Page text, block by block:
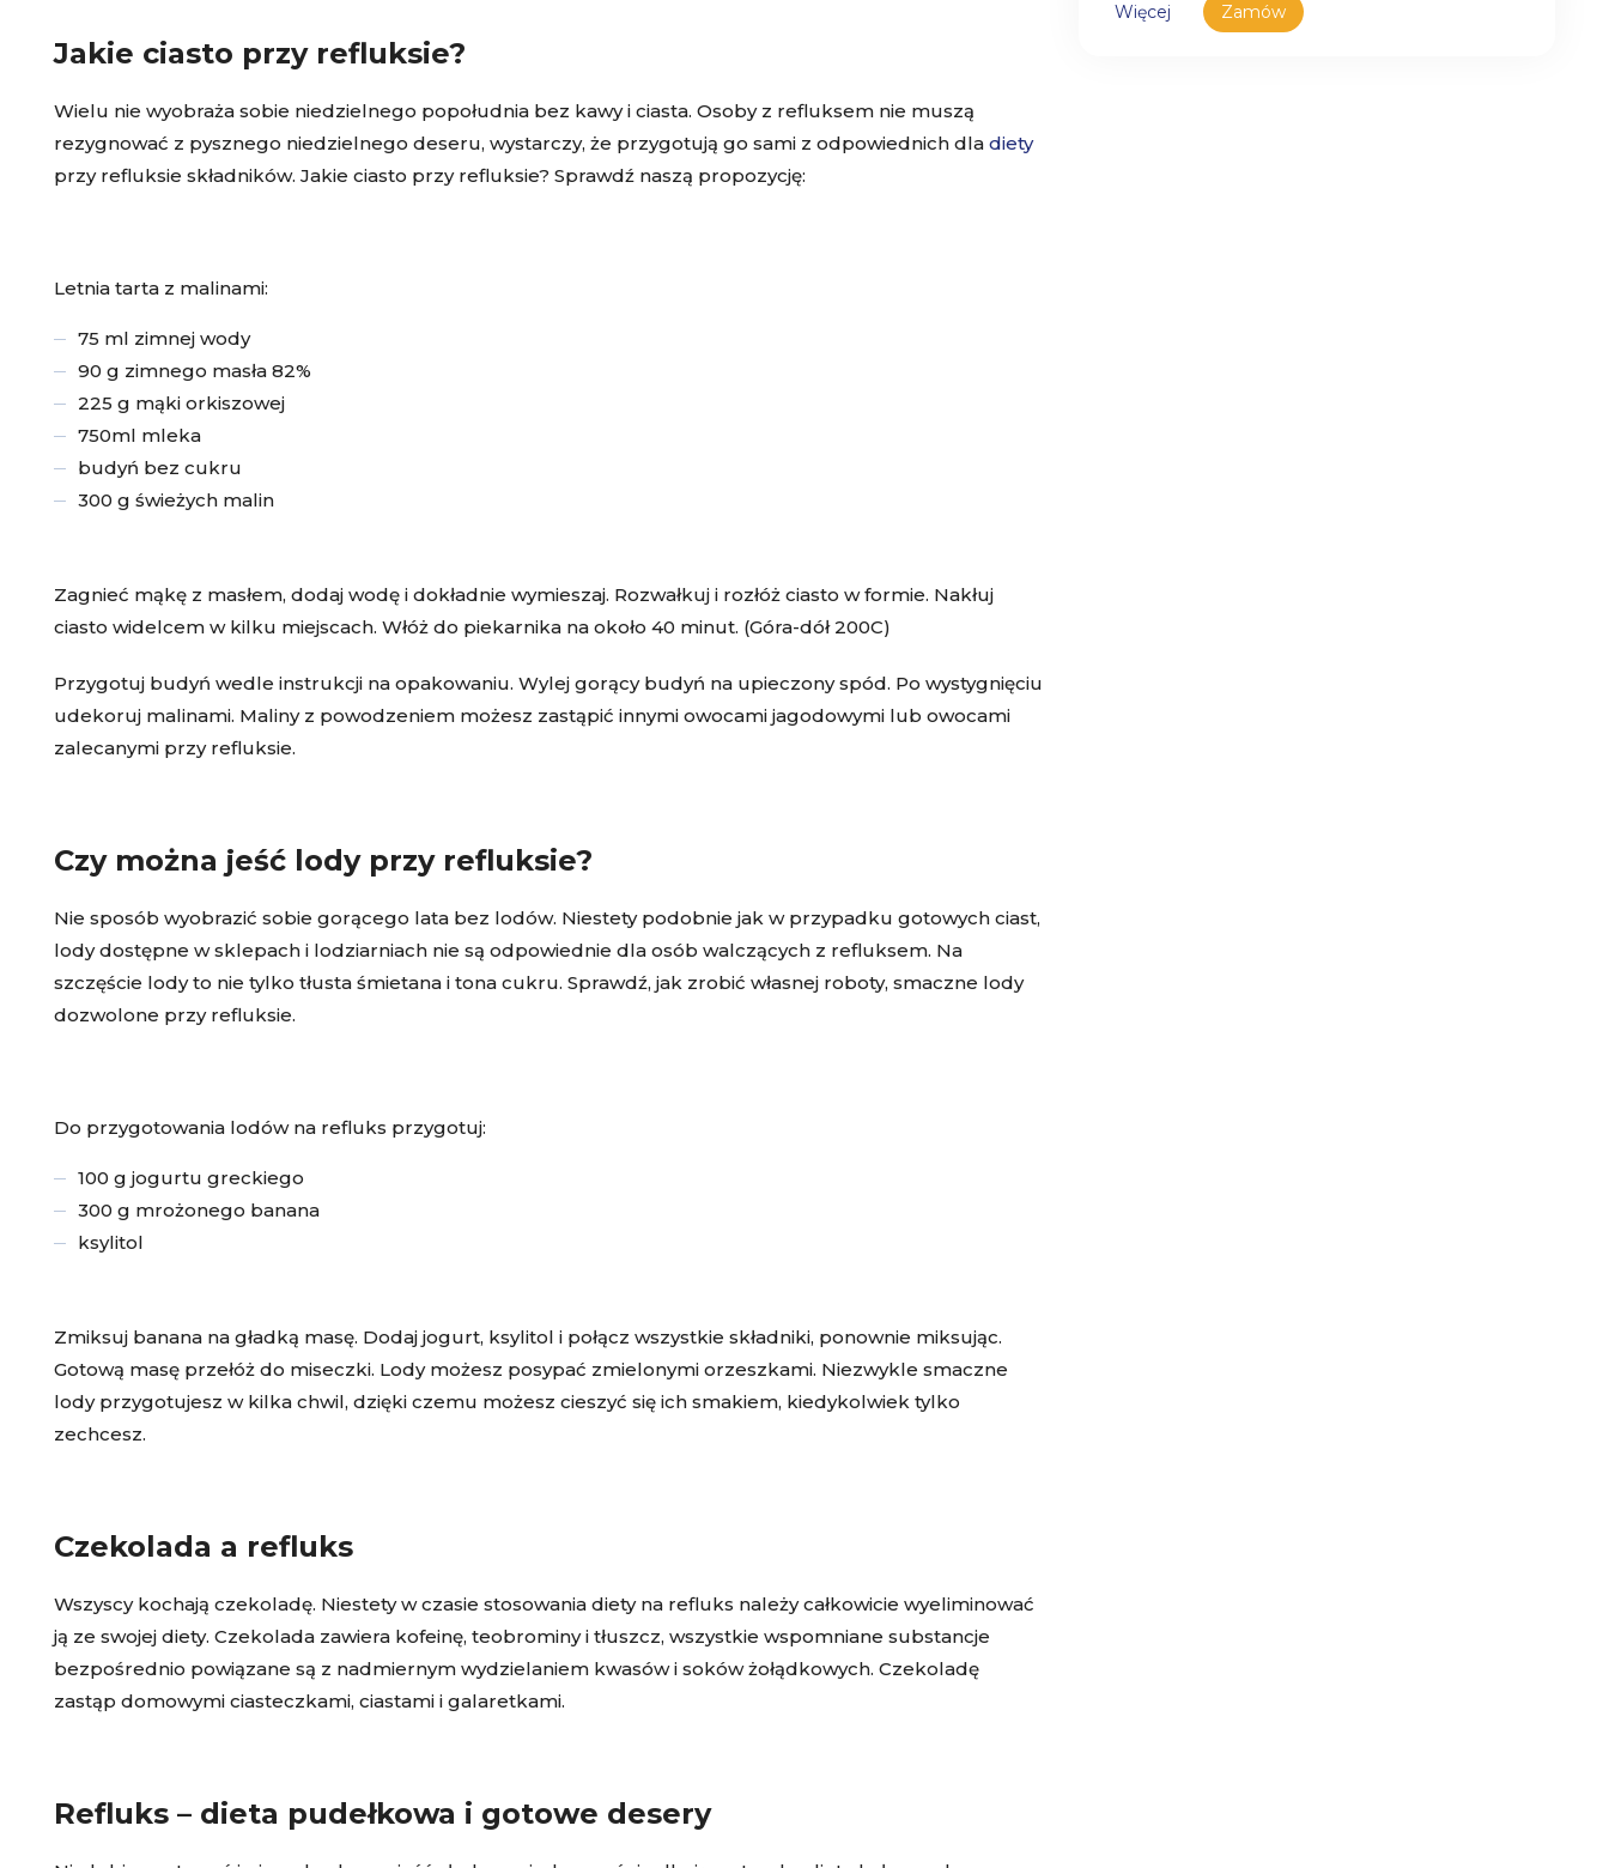
Jakie ciasto przy refluksie?
Wielu nie wyobraża sobie niedzielnego popołudnia bez kawy i ciasta. Osoby z refluksem nie muszą
rezygnować z pysznego niedzielnego deseru, wystarczy, że przygotują go sami z odpowiednich dla diety
przy refluksie składników. Jakie ciasto przy refluksie? Sprawdź naszą propozycję:
Letnia tarta z malinami:
75 ml zimnej wody
90 g zimnego masła 82%
225 g mąki orkiszowej
750ml mleka
budyń bez cukru
300 g świeżych malin
Zagnieć mąkę z masłem, dodaj wodę i dokładnie wymieszaj. Rozwałkuj i rozłóż ciasto w formie. Nakłuj
ciasto widelcem w kilku miejscach. Włóż do piekarnika na około 40 minut. (Góra-dół 200C)
Przygotuj budyń wedle instrukcji na opakowaniu. Wylej gorący budyń na upieczony spód. Po wystygnięciu
udekoruj malinami. Maliny z powodzeniem możesz zastąpić innymi owocami jagodowymi lub owocami
zalecanymi przy refluksie.
Czy można jeść lody przy refluksie?
Nie sposób wyobrazić sobie gorącego lata bez lodów. Niestety podobnie jak w przypadku gotowych ciast,
lody dostępne w sklepach i lodziarniach nie są odpowiednie dla osób walczących z refluksem. Na
szczęście lody to nie tylko tłusta śmietana i tona cukru. Sprawdź, jak zrobić własnej roboty, smaczne lody
dozwolone przy refluksie.
Do przygotowania lodów na refluks przygotuj:
100 g jogurtu greckiego
300 g mrożonego banana
ksylitol
Zmiksuj banana na gładką masę. Dodaj jogurt, ksylitol i połącz wszystkie składniki, ponownie miksując.
Gotową masę przełóż do miseczki. Lody możesz posypać zmielonymi orzeszkami. Niezwykle smaczne
lody przygotujesz w kilka chwil, dzięki czemu możesz cieszyć się ich smakiem, kiedykolwiek tylko
zechcesz.
Czekolada a refluks
Wszyscy kochają czekoladę. Niestety w czasie stosowania diety na refluks należy całkowicie wyeliminować
ją ze swojej diety. Czekolada zawiera kofeinę, teobrominy i tłuszcz, wszystkie wspomniane substancje
bezpośrednio powiązane są z nadmiernym wydzielaniem kwasów i soków żołądkowych. Czekoladę
zastąp domowymi ciasteczkami, ciastami i galaretkami.
Refluks – dieta pudełkowa i gotowe desery
Więcej Zamów